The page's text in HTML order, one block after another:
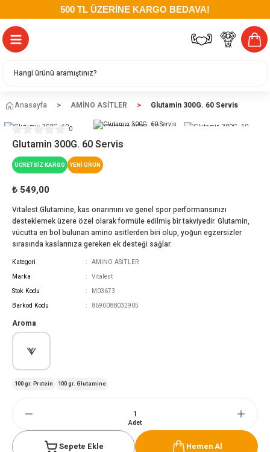
500 TL ÜZERİNE KARGO BEDAVA!
Anasayfa AMİNO ASİTLER Glutamin 300G. 60 Servis
0
Glutamin 300G. 60 Servis
ÜCRETSİZ KARGO YENİ ÜRÜN
₺ 549,00
Vitalest Glutamine, kas onarımını ve genel spor performansınızı
desteklemek üzere özel olarak formüle edilmiş bir takviyedir. Glutamin,
vücutta en bol bulunan amino asitlerden biri olup, yoğun egzersizler
sırasında kaslarınıza gereken ek desteği sağlar.
Kategori
AMİNO ASİTLER
Marka
Vitalest
Stok Kodu
M03673
Barkod Kodu
8690088032905
Aroma
100 gr. Protein 100 gr. Glutamine
Adet
Sepete Ekle Hemen Al